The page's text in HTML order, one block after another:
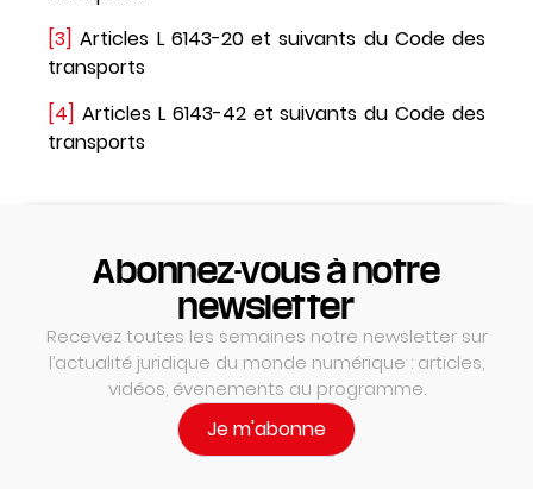
[3] Articles L 6143-20 et suivants du Code des
transports
[4] Articles L 6143-42 et suivants du Code des
transports
Abonnez-vous à notre
newsletter
Recevez toutes les semaines notre newsletter sur
l’actualité juridique du monde numérique : articles,
vidéos, évenements au programme.
Je m'abonne